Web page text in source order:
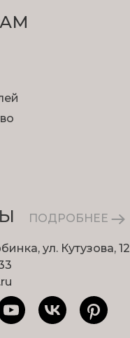
ПОДРОБНЕЕ
ул. Кутузова, 12